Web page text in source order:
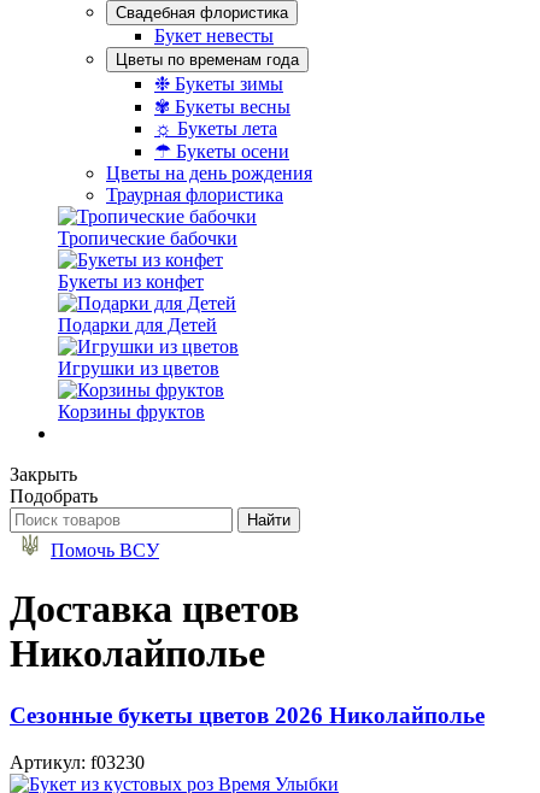
Свадебная флористика
Букет невесты
Цветы по временам года
❉ Букеты зимы
✾ Букеты весны
☼ Букеты лета
☂ Букеты осени
Цветы на день рождения
Траурная флористика
Тропические бабочки
Букеты из конфет
Подарки для Детей
Игрушки из цветов
Корзины фруктов
Закрыть
Подобрать
Помочь ВСУ
Доставка цветов
Николайполье
Сезонные букеты цветов 2026 Николайполье
Артикул: f03230